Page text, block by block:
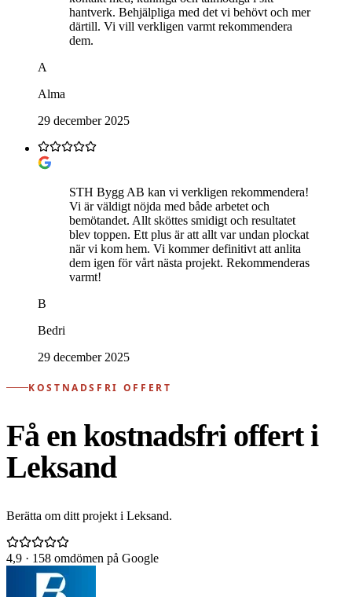
hantverk. Behjälpliga med det vi behövt och mer
därtill. Vi vill verkligen varmt rekommendera
dem.
A
Alma
29 december 2025
STH Bygg AB kan vi verkligen rekommendera!
Vi är väldigt nöjda med både arbetet och
bemötandet. Allt sköttes smidigt och resultatet
blev toppen. Ett plus är att allt var undan plockat
när vi kom hem. Vi kommer definitivt att anlita
dem igen för vårt nästa projekt. Rekommenderas
varmt!
B
Bedri
29 december 2025
KOSTNADSFRI OFFERT
Få en kostnadsfri offert i
Leksand
Berätta om ditt projekt i Leksand.
4,9 · 158 omdömen på Google